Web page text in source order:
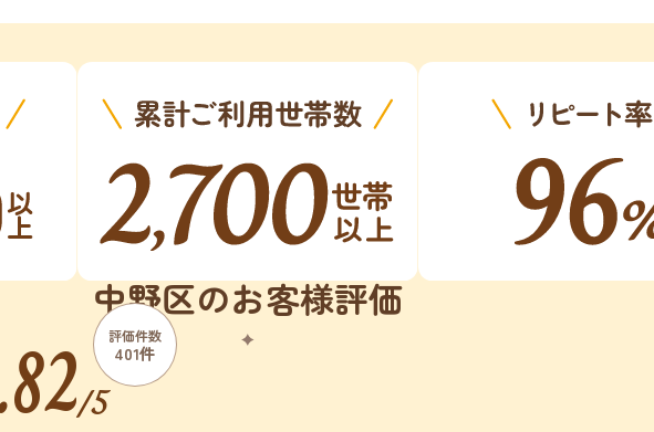
中野区のお客様評価
/5
評価件数
401件